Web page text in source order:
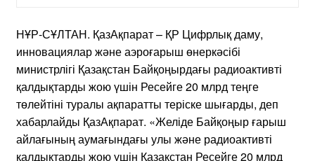
НҰР-СҰЛТАН. ҚазАқпарат – ҚР Цифрлық даму,
инновациялар және аэроғарыш өнеркәсібі
министрлігі Қазақстан Байқоңырдағы радиоактивті
қалдықтарды жою үшін Ресейге 20 млрд теңге
төлейтіні туралы ақпаратты теріске шығарды, деп
хабарлайды ҚазАқпарат. «Желіде Байқоңыр ғарыш
айлағының аумағындағы улы және радиоактивті
қалдықтарды жою үшін Қазақстан Ресейге 20 млрд